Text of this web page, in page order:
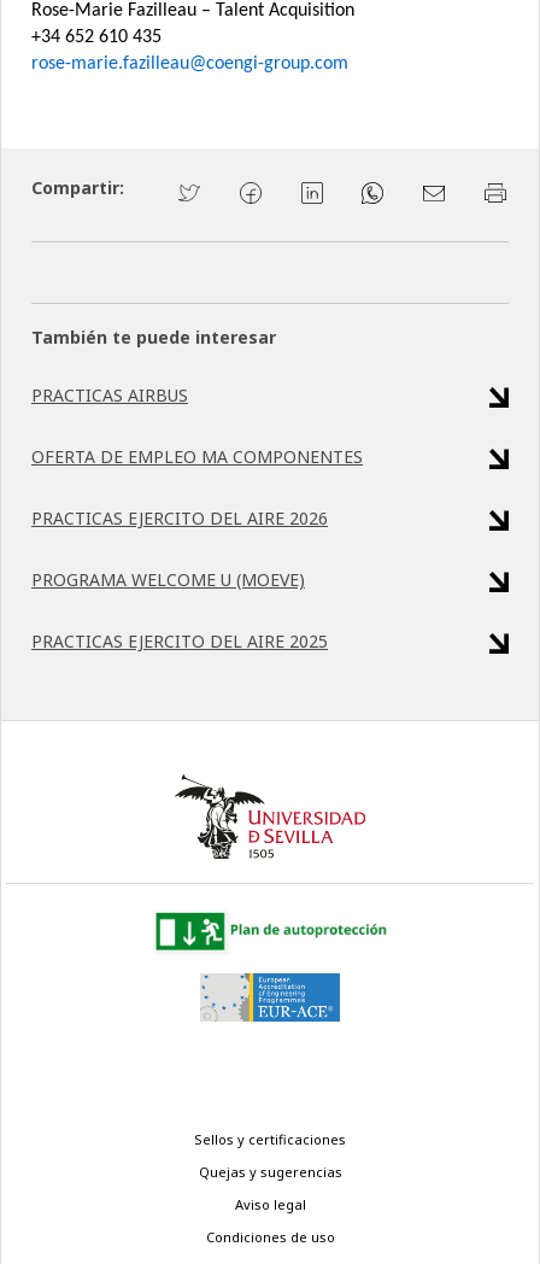
Rose-Marie Fazilleau – Talent Acquisition
+34 652 610 435
rose-marie.fazilleau@coengi-group.com
Compartir:
También te puede interesar
PRACTICAS AIRBUS
OFERTA DE EMPLEO MA COMPONENTES
PRACTICAS EJERCITO DEL AIRE 2026
PROGRAMA WELCOME U (MOEVE)
PRACTICAS EJERCITO DEL AIRE 2025
Sellos y certificaciones
Quejas y sugerencias
Aviso legal
Condiciones de uso